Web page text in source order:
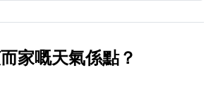
家嘅天氣係點？